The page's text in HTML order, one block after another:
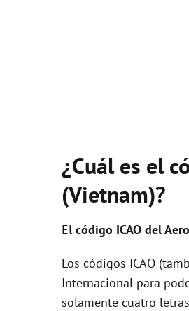
¿Cuál es el
(Vietnam)?
El código ICAO del
Los códigos ICAO
Internacional para
solamente cuatro